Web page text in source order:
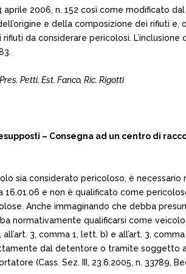
aprile 2006, n. 152 così come modificato
e della composizione dei rifiuti
da considerare pericolosi.
Petti, Est. Fanco, Ric. Rigotti
– Consegna ad un centro di
sia considerato pericoloso, è
e non è qualificato come
Anche immaginando che debba
normativamente qualificarsi come
3, comma 1, lett. b) e all’art. 3,
dal detentore o tramite soggetto
(Cass. Sez. III, 23.6.2005, n. 33789,